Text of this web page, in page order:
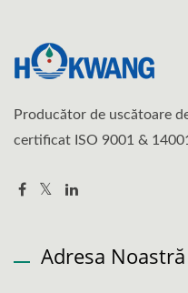
Producător de uscătoare
certificat ISO 9001 & 14001
Adresa Noastră